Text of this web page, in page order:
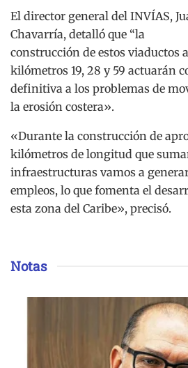
El director general del INVÍAS,
Chavarría, detalló que “la
construcción de estos viaductos
kilómetros 19, 28 y 59 actuarán
definitiva a los problemas de
la erosión costera».
«Durante la construcción de
kilómetros de longitud que
infraestructuras vamos a
empleos, lo que fomenta el
esta zona del Caribe», precisó.
Notas